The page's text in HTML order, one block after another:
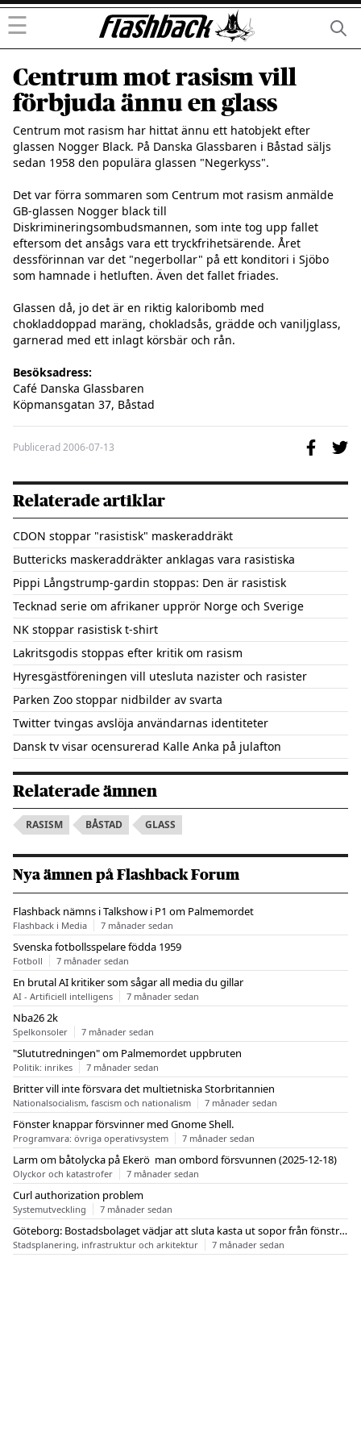
☰
Centrum mot rasism vill
förbjuda ännu en glass
Centrum mot rasism har hittat ännu ett hatobjekt efter
glassen Nogger Black. På Danska Glassbaren i Båstad säljs
sedan 1958 den populära glassen "Negerkyss".
Det var förra sommaren som Centrum mot rasism anmälde
GB-glassen Nogger black till
Diskrimineringsombudsmannen, som inte tog upp fallet
eftersom det ansågs vara ett tryckfrihetsärende. Året
dessförinnan var det "negerbollar" på ett konditori i Sjöbo
som hamnade i hetluften. Även det fallet friades.
Glassen då, jo det är en riktig kaloribomb med
chokladdoppad maräng, chokladsås, grädde och vaniljglass,
garnerad med ett inlagt körsbär och rån.
Besöksadress:
Café Danska Glassbaren
Köpmansgatan 37, Båstad
Publicerad2006-07-13
Relaterade artiklar
CDON stoppar "rasistisk" maskeraddräkt
Buttericks maskeraddräkter anklagas vara rasistiska
Pippi Långstrump-gardin stoppas: Den är rasistisk
Tecknad serie om afrikaner upprör Norge och Sverige
NK stoppar rasistisk t-shirt
Lakritsgodis stoppas efter kritik om rasism
Hyresgästföreningen vill utesluta nazister och rasister
Parken Zoo stoppar nidbilder av svarta
Twitter tvingas avslöja användarnas identiteter
Dansk tv visar ocensurerad Kalle Anka på julafton
Relaterade ämnen
RASISM BÅSTAD GLASS
Nya ämnen på Flashback Forum
Flashback nämns i Talkshow i P1 om Palmemordet
Flashback i Media 7 månader sedan
Svenska fotbollsspelare födda 1959
Fotboll 7 månader sedan
En brutal AI kritiker som sågar all media du gillar
AI - Artificiell intelligens 7 månader sedan
Nba26 2k
Spelkonsoler 7 månader sedan
"Slututredningen" om Palmemordet uppbruten
Politik: inrikes 7 månader sedan
Britter vill inte försvara det multietniska Storbritannien
Nationalsocialism, fascism och nationalism 7 månader sedan
Fönster knappar försvinner med Gnome Shell.
Programvara: övriga operativsystem 7 månader sedan
Larm om båtolycka på Ekerö  man ombord försvunnen (2025-12-18)
Olyckor och katastrofer 7 månader sedan
Curl authorization problem
Systemutveckling 7 månader sedan
Göteborg: Bostadsbolaget vädjar att sluta kasta ut sopor från fönstren
Stadsplanering, infrastruktur och arkitektur 7 månader sedan